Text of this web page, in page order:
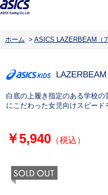
ホーム > ASICS LAZERBEAM（
白底の上履き指定のある学校
にこだわった女児向けスピード
￥5,940（税込）